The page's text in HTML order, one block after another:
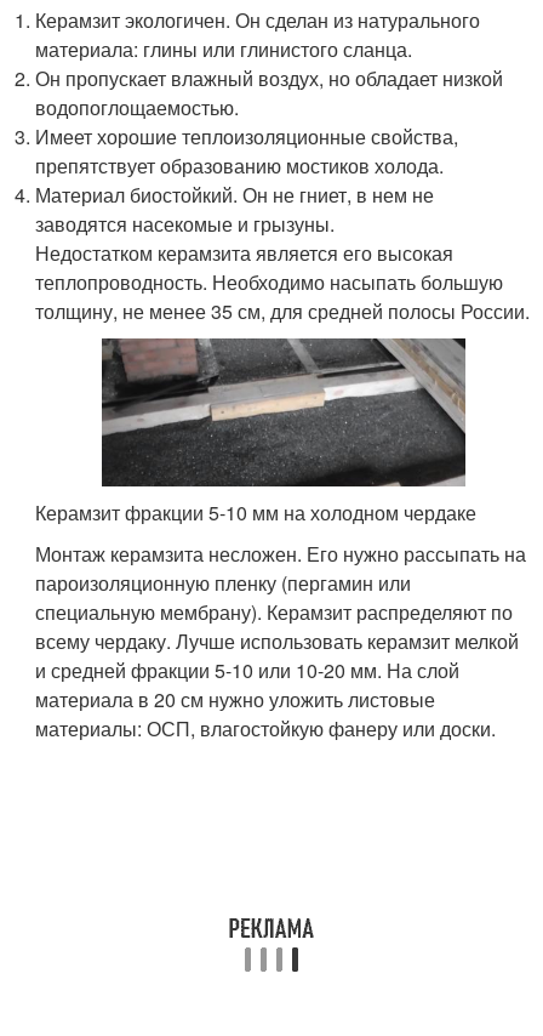
Керамзит экологичен. Он сделан из натурального
материала: глины или глинистого сланца.
Он пропускает влажный воздух, но обладает низкой
водопоглощаемостью.
Имеет хорошие теплоизоляционные свойства,
препятствует образованию мостиков холода.
Материал биостойкий. Он не гниет, в нем не
заводятся насекомые и грызуны.
Недостатком керамзита является его высокая
теплопроводность. Необходимо насыпать большую
толщину, не менее 35 см, для средней полосы России.
Керамзит фракции 5-10 мм на холодном чердаке
Монтаж керамзита несложен. Его нужно рассыпать на
пароизоляционную пленку (пергамин или
специальную мембрану). Керамзит распределяют по
всему чердаку. Лучше использовать керамзит мелкой
и средней фракции 5-10 или 10-20 мм. На слой
материала в 20 см нужно уложить листовые
материалы: ОСП, влагостойкую фанеру или доски.